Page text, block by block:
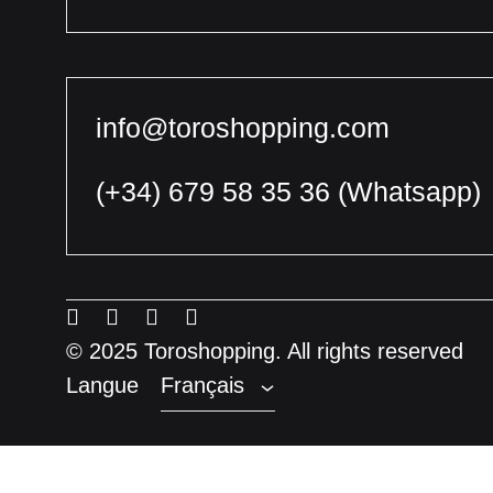
info@toroshopping.com
(+34) 679 58 35 36 (Whatsapp)
Menu
Item
Menu
Item
Menu
ItemItem
© 2025 Toroshopping. All rights reserved
Langue
Français
Anglais